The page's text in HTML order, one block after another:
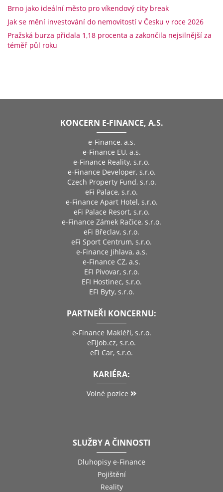
Brno jako ideální město pro víkendový city break
Jak se mění investování do nemovitostí v Česku v roce 2026
Pražská burza přidala 1,18 procenta a zakončila nejsilnější za
téměř půl roku
KONCERN E-FINANCE, A.S.
e-Finance, a.s.
e-Finance EU, a.s.
e-Finance Reality, s.r.o.
e-Finance Developer, s.r.o.
Czech Property Fund, s.r.o.
eFi Palace, s.r.o.
e-Finance Apart Hotel, s.r.o.
eFi Palace Resort, s.r.o.
e-Finance Zámek Račice, s.r.o.
eFi Břeclav, s.r.o.
eFi Sport Centrum, s.r.o.
e-Finance Jihlava, a.s.
e-Finance CZ, a.s.
EFI Pivovar, s.r.o.
EFI Hostinec, s.r.o.
EFI Byty, s.r.o.
PARTNEŘI KONCERNU:
e-Finance Makléři, s.r.o.
eFiJob.cz, s.r.o.
eFi Car, s.r.o.
KARIÉRA:
Volné pozice
SLUŽBY A ČINNOSTI
Dluhopisy e-Finance
Pojištění
Reality